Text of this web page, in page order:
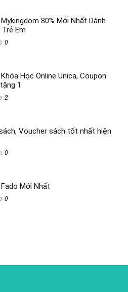
80% Mới Nhất Dành
Em
0
Học Online Unica, Coupon
1
2
Voucher sách tốt nhất hiện
0
Mới Nhất
0